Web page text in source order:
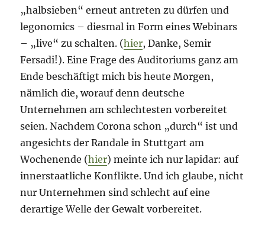
„halbsieben“ erneut antreten zu dürfen und
legonomics – diesmal in Form eines Webinars
– „live“ zu schalten. (hier, Danke, Semir
Fersadi!). Eine Frage des Auditoriums ganz am
Ende beschäftigt mich bis heute Morgen,
nämlich die, worauf denn deutsche
Unternehmen am schlechtesten vorbereitet
seien. Nachdem Corona schon „durch“ ist und
angesichts der Randale in Stuttgart am
Wochenende (hier) meinte ich nur lapidar: auf
innerstaatliche Konflikte. Und ich glaube, nicht
nur Unternehmen sind schlecht auf eine
derartige Welle der Gewalt vorbereitet.